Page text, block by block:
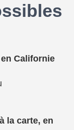
Californie
la carte, en